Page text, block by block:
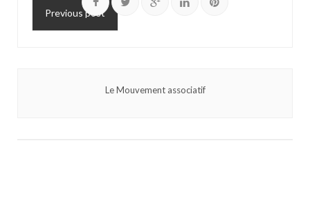
Previous post
Le Mouvement associatif